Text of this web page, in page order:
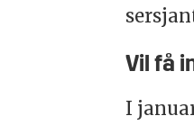
Vil få
I